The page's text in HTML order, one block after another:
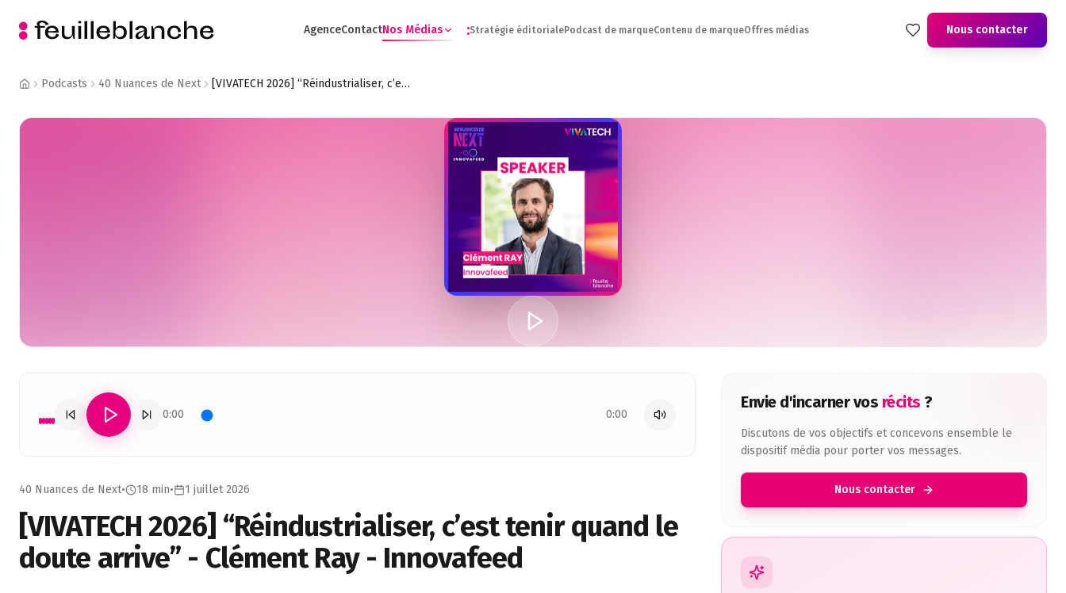
AgenceContactNos Médias :Stratégie éditorialePodcast de marqueContenu de marqueOffres médias Nous contacter
Podcasts 40 Nuances de Next [VIVATECH 2026] “Réindustrialiser, c’est tenir quand le doute arrive” - Clément Ray - Innovafeed
0:00 0:00
40 Nuances de Next• 18 min• 1 juillet 2026
[VIVATECH 2026] “Réindustrialiser, c’est tenir quand le
doute arrive” - Clément Ray - Innovafeed
Envie d'incarner vos récits ?
Discutons de vos objectifs et concevons ensemble le
dispositif média pour porter vos messages.
Nous contacter